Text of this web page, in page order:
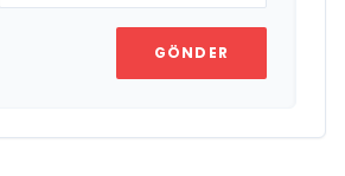
GÖNDER